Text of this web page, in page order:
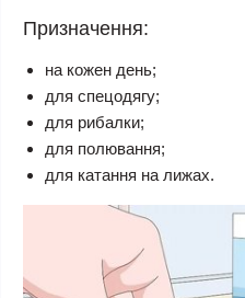
Призначення:
на кожен день;
для спецодягу;
для рибалки;
для полювання;
для катання на лижах.